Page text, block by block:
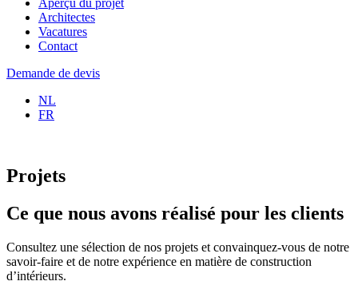
Aperçu du projet
Architectes
Vacatures
Contact
Demande de devis
NL
FR
Projets
Ce que nous avons réalisé pour les clients
Consultez une sélection de nos projets et convainquez-vous de notre
savoir-faire et de notre expérience en matière de construction
d’intérieurs.